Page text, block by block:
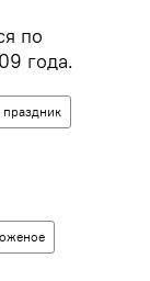
по
года.
праздник